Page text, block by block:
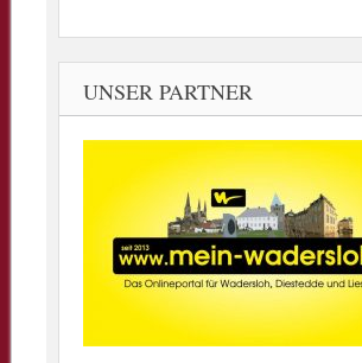
UNSER PARTNER